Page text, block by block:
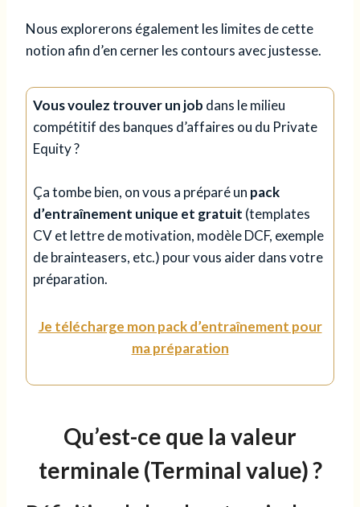
Nous explorerons également les limites de cette
notion afin d’en cerner les contours avec justesse.
Vous voulez trouver un job dans le milieu
compétitif des banques d’affaires ou du Private
Equity ?
Ça tombe bien, on vous a préparé un pack
d’entraînement unique et gratuit (templates
CV et lettre de motivation, modèle DCF, exemple
de brainteasers, etc.) pour vous aider dans votre
préparation.
Je télécharge mon pack d’entraînement pour
ma préparation
Qu’est-ce que la valeur
terminale (Terminal value) ?